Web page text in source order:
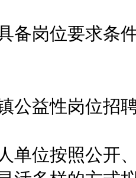
岗位要求条件
益性岗位招
位按照公开、